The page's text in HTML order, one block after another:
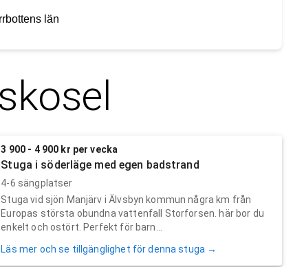
län
3 900 - 4 900 kr per vecka
Stuga i söderläge med egen badstrand
4-6 sängplatser
Stuga vid sjön Manjärv i Älvsbyn kommun några km från
Europas största obundna vattenfall Storforsen. här bor du
enkelt och ostört. Perfekt för barn...
Läs mer och se tillgänglighet för denna stuga →